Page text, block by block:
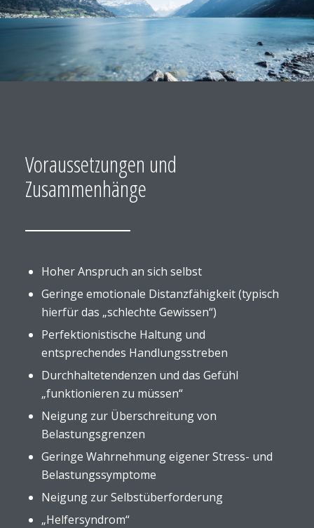
Voraussetzungen und
Zusammenhänge
Hoher Anspruch an sich selbst
Geringe emotionale Distanzfähigkeit (typisch
hierfür das „schlechte Gewissen“)
Perfektionistische Haltung und
entsprechendes Handlungsstreben
Durchhaltetendenzen und das Gefühl
„funktionieren zu müssen“
Neigung zur Überschreitung von
Belastungsgrenzen
Geringe Wahrnehmung eigener Stress- und
Belastungssymptome
Neigung zur Selbstüberforderung
„Helfersyndrom“